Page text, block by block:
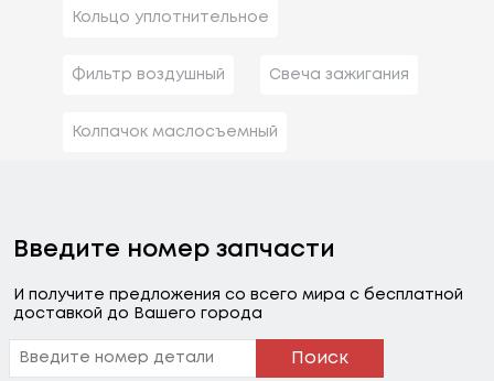
Кольцо уплотнительное
Фильтр воздушный Свеча зажигания
Колпачок маслосъемный
Введите номер запчасти
И получите предложения со всего мира с бесплатной
доставкой до Вашего города
Поиск